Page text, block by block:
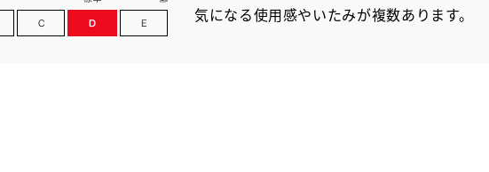
気になる使用感やいたみが複数あります。